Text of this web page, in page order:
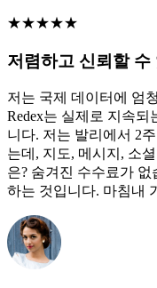
★★★★★
저렴하고 신뢰할 수
저는 국제 데이터에 엄
Redex는 실제로 지속
니다. 저는 발리에서 2
는데, 지도, 메시지, 소
은? 숨겨진 수수료가
하는 것입니다. 마침내